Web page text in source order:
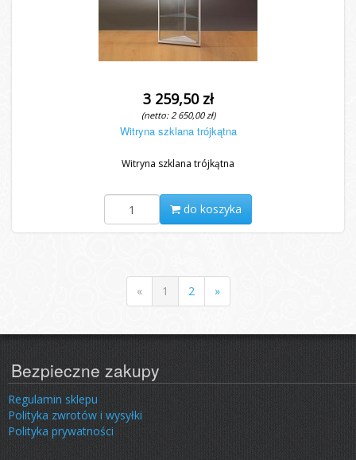
3 259,50 zł
(netto: 2 650,00 zł)
Witryna szklana trójkątna
Witryna szklana trójkątna
do koszyka
« 1 2 »
Bezpieczne zakupy
Regulamin sklepu
Polityka zwrotów i wysyłki
Polityka prywatności